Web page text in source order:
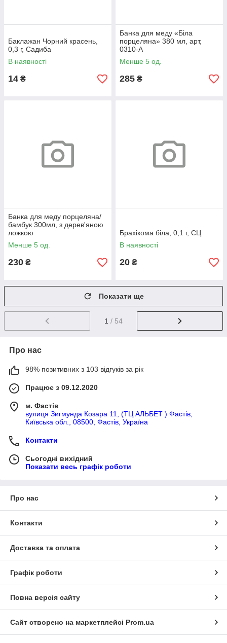
Баклажан Чорний красень,
0,3 г, Садиба
В наявності
14 ₴
Банка для меду «Біла
порцеляна» 380 мл, арт,
0310-А
Менше 5 од.
285 ₴
Банка для меду порцеляна/
бамбук 300мл, з дерев'яною
ложкою
Менше 5 од.
230 ₴
Брахікома біла, 0,1 г, СЦ
В наявності
20 ₴
Показати ще
1 / 54
Про нас
98% позитивних з 103 відгуків за рік
Працює з 09.12.2020
м. Фастів
вулиця Зигмунда Козара 11, (ТЦ АЛЬБЕТ ) Фастів,
Київська обл., 08500, Фастів, Україна
Контакти
Сьогодні вихідний
Показати весь графік роботи
Про нас
Контакти
Доставка та оплата
Графік роботи
Повна версія сайту
Сайт створено на маркетплейсі Prom.ua